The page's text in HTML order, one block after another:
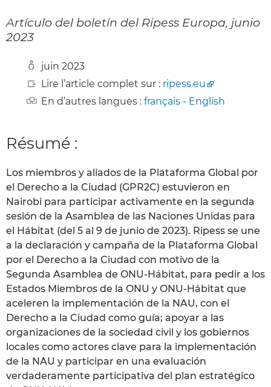
Artículo del boletín del Ripess Europa, junio
2023
juin 2023
Lire l’article complet sur : ripess.eu
En d’autres langues : français - English
Résumé :
Los miembros y aliados de la Plataforma Global por
el Derecho a la Ciudad (GPR2C) estuvieron en
Nairobi para participar activamente en la segunda
sesión de la Asamblea de las Naciones Unidas para
el Hábitat (del 5 al 9 de junio de 2023). Ripess se une
a la declaración y campaña de la Plataforma Global
por el Derecho a la Ciudad con motivo de la
Segunda Asamblea de ONU-Hábitat, para pedir a los
Estados Miembros de la ONU y ONU-Hábitat que
aceleren la implementación de la NAU, con el
Derecho a la Ciudad como guía; apoyar a las
organizaciones de la sociedad civil y los gobiernos
locales como actores clave para la implementación
de la NAU y participar en una evaluación
verdaderamente participativa del plan estratégico